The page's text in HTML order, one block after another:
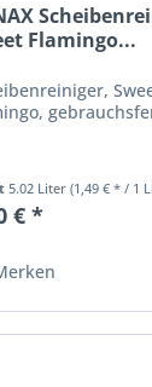
Flamingo...
5.02 Liter(1,49 € * / 1
€ *